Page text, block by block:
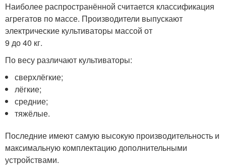
Наиболее распространённой считается классификация
агрегатов по массе. Производители выпускают
электрические культиваторы массой от
9 до 40 кг.
По весу различают культиваторы:
сверхлёгкие;
лёгкие;
средние;
тяжёлые.
Последние имеют самую высокую производительность и
максимальную комплектацию дополнительными
устройствами.